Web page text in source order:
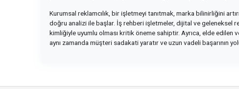
Kurumsal reklamcılık, bir işletmeyi tanıtmak, marka bilinirliğini
doğru analizi ile başlar. İş rehberi işletmeler, dijital ve geleneksel
kimliğiyle uyumlu olması kritik öneme sahiptir. Ayrıca, elde edilen
aynı zamanda müşteri sadakati yaratır ve uzun vadeli başarının